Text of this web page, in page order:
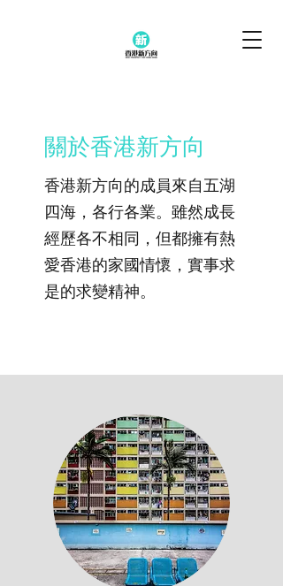
關於香港新方向
香港新方向的成員來自五湖
四海，各行各業。雖然成長
經歷各不相同，但都擁有熱
愛香港的家國情懷，實事求
是的求變精神。